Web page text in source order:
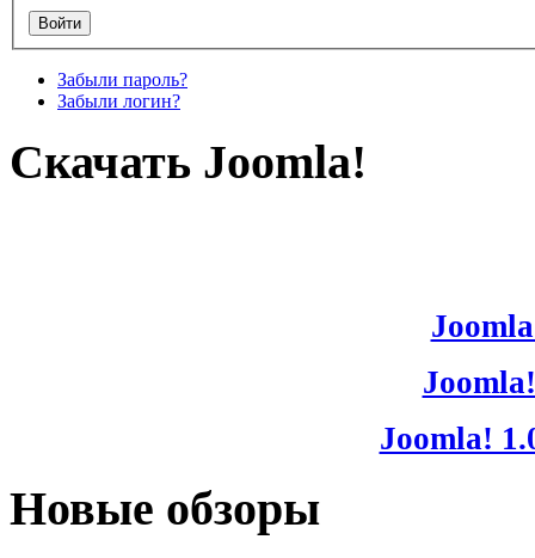
Забыли пароль?
Забыли логин?
Скачать Joomla!
Joomla!
Новые обзоры